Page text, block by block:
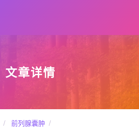
文章详情
/ 前列腺囊肿 /